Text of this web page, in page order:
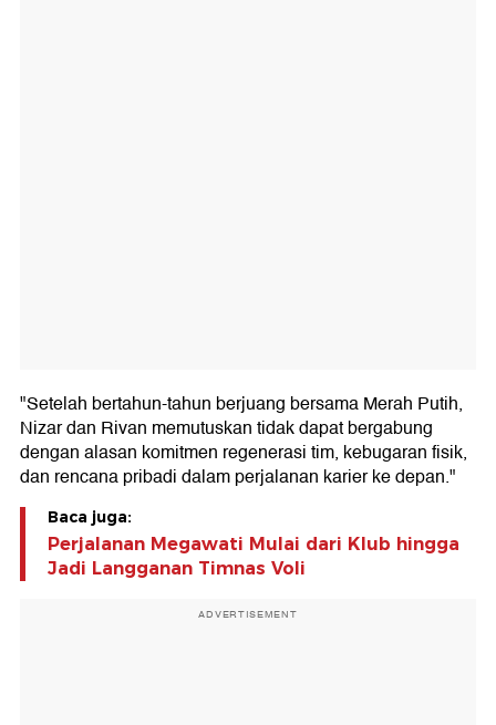
"Setelah bertahun-tahun berjuang bersama Merah Putih,
Nizar dan Rivan memutuskan tidak dapat bergabung
dengan alasan komitmen regenerasi tim, kebugaran fisik,
dan rencana pribadi dalam perjalanan karier ke depan."
Baca juga:
Perjalanan Megawati Mulai dari Klub hingga
Jadi Langganan Timnas Voli
ADVERTISEMENT